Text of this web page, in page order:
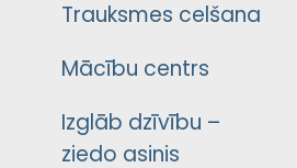
Trauksmes celšana
Mācību centrs
Izglāb dzīvību –
ziedo asinis